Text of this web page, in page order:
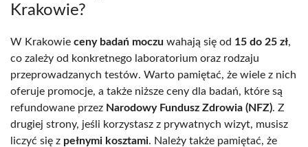
Krakowie?
W Krakowie ceny badań moczu wahają się od 15 do 25 zł,
co zależy od konkretnego laboratorium oraz rodzaju
przeprowadzanych testów. Warto pamiętać, że wiele z nich
oferuje promocje, a także niższe ceny dla badań, które są
refundowane przez Narodowy Fundusz Zdrowia (NFZ). Z
drugiej strony, jeśli korzystasz z prywatnych wizyt, musisz
liczyć się z pełnymi kosztami. Należy także pamiętać, że